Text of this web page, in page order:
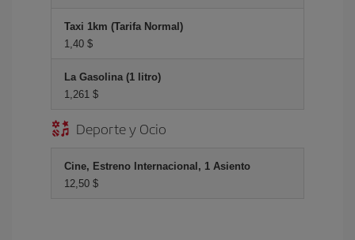
Taxi 1km (Tarifa Normal)
1,40 $
La Gasolina (1 litro)
1,261 $
Deporte y Ocio
Cine, Estreno Internacional, 1 Asiento
12,50 $